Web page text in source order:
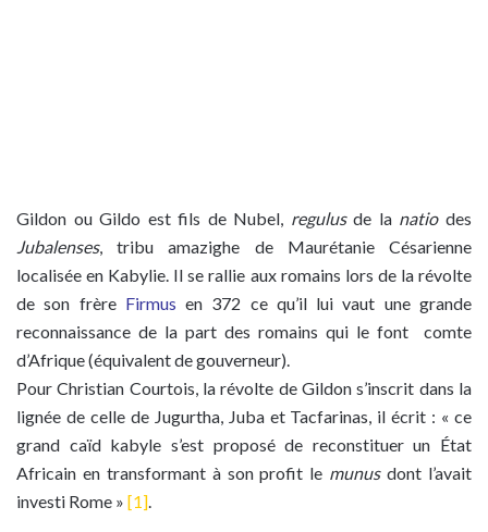
Gildon ou Gildo est fils de Nubel, regulusde la natiodes
Jubalenses, tribu amazighe de Maurétanie Césarienne
localisée en Kabylie. Il se rallie aux romains lors de la révolte
de son frère Firmus en 372 ce qu’il lui vaut une grande
reconnaissance de la part des romains qui le font comte
d’Afrique (équivalent de gouverneur).
Pour Christian Courtois, la révolte de Gildon s’inscrit dans la
lignée de celle de Jugurtha, Juba et Tacfarinas, il écrit : « ce
grand caïd kabyle s’est proposé de reconstituer un État
Africain en transformant à son profit le munusdont l’avait
investi Rome » [1].